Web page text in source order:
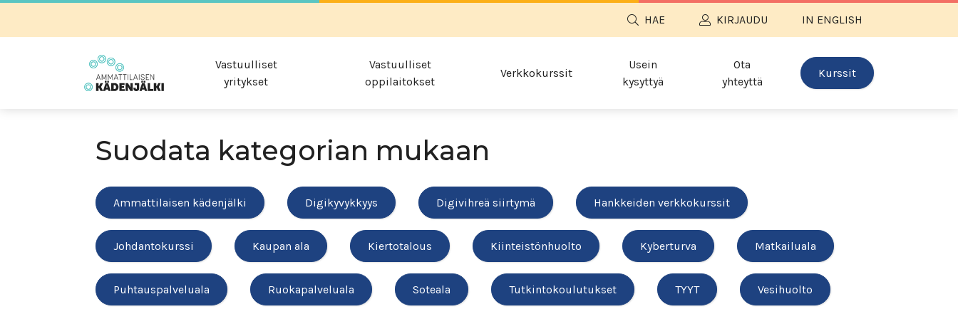
HAE KIRJAUDU IN ENGLISH
Vastuulliset
yritykset
Vastuulliset
oppilaitokset
Verkkokurssit
Usein
kysyttyä
Ota
yhteyttä
Kurssit
Suodata kategorian mukaan
Ammattilaisen kädenjälki Digikyvykkyys Digivihreä siirtymä Hankkeiden verkkokurssit
Johdantokurssi Kaupan ala Kiertotalous Kiinteistönhuolto Kyberturva Matkailuala
Puhtauspalveluala Ruokapalveluala Soteala Tutkintokoulutukset TYYT Vesihuolto